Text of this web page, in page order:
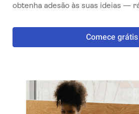
obtenha adesão às suas ideias —
Comece grátis